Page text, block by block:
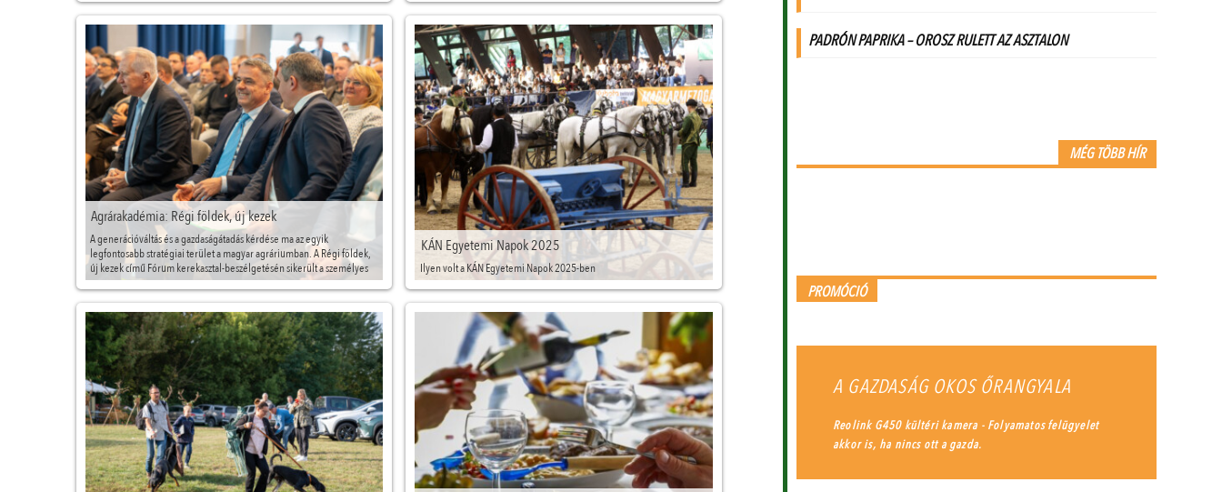
Agrárakadémia: Régi földek, új kezek
A generációváltás és a gazdaságátadás kérdése ma az egyik
legfontosabb stratégiai terület a magyar agráriumban. A Régi földek,
új kezek című Fórum kerekasztal-beszélgetésén sikerült a személyes
megélés szintjére emelni a témát.
KÁN Egyetemi Napok 2025
Ilyen volt a KÁN Egyetemi Napok 2025-ben
MÉG TÖBB HÍR
PROMÓCIÓ
A GAZDASÁG OKOS ŐRANGYALA
Reolink G450 kültéri kamera - Folyamatos felügyelet
akkor is, ha nincs ott a gazda.